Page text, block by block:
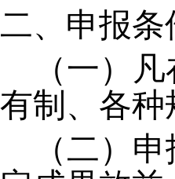
二、 申报条
（一）
有制 、 各种
（二） 申